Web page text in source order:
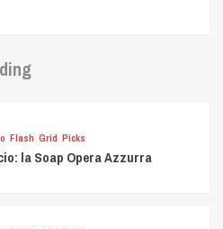
Flash Grid Picks
la Soap Opera Azzurra